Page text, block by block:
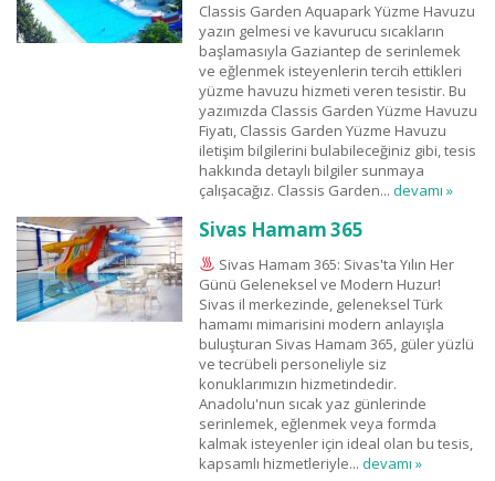
Classis Garden Aquapark Yüzme Havuzu
yazın gelmesi ve kavurucu sıcakların
başlamasıyla Gaziantep de serinlemek
ve eğlenmek isteyenlerin tercih ettikleri
yüzme havuzu hizmeti veren tesistir. Bu
yazımızda Classis Garden Yüzme Havuzu
Fiyatı, Classis Garden Yüzme Havuzu
iletişim bilgilerini bulabileceğiniz gibi, tesis
hakkında detaylı bilgiler sunmaya
çalışacağız. Classis Garden... devamı »
Sivas Hamam 365
Sivas Hamam 365: Sivas'ta Yılın Her
Günü Geleneksel ve Modern Huzur!
Sivas il merkezinde, geleneksel Türk
hamamı mimarisini modern anlayışla
buluşturan Sivas Hamam 365, güler yüzlü
ve tecrübeli personeliyle siz
konuklarımızın hizmetindedir.
Anadolu'nun sıcak yaz günlerinde
serinlemek, eğlenmek veya formda
kalmak isteyenler için ideal olan bu tesis,
kapsamlı hizmetleriyle... devamı »